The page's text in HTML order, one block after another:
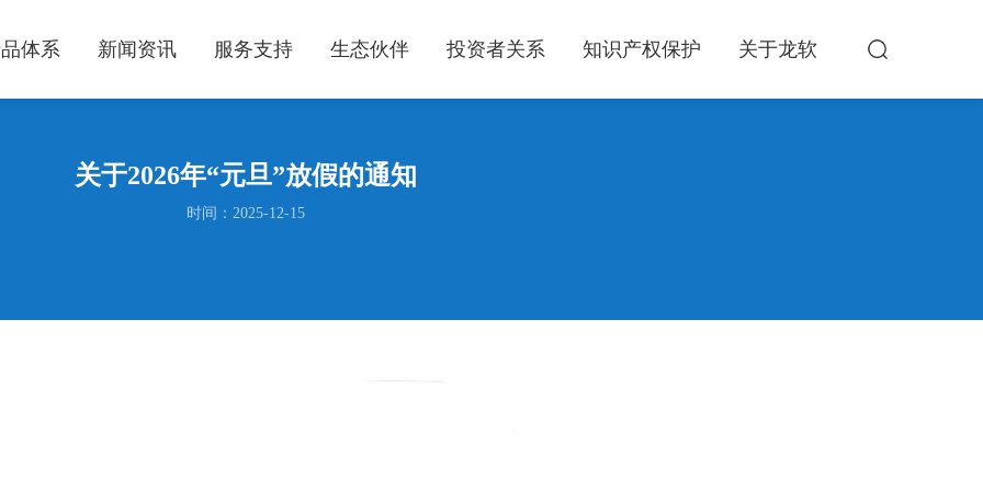
体系 新闻资讯 服务支持 生态伙伴 投资者关系 知识产权保护 关于龙软
关于2026年“元旦”放假的通知
时间：2025-12-15